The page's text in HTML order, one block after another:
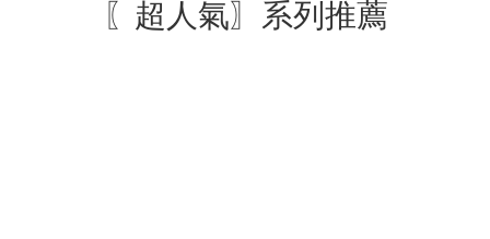
〖超人氣〗系列推薦